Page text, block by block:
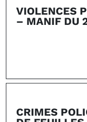
VIOLENCES
– MANIF DU
CRIMES